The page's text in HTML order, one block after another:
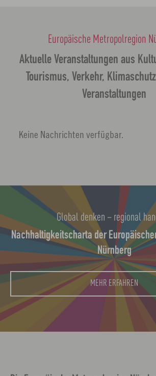
Aktuelle Veranstaltungen aus
Tourismus, Verkehr,
Veranstaltungen
Europäische Metropolregion
Keine Nachrichten verfügbar.
Nachhaltigkeitscharta der
Nürnberg
Global denken – regional
MEHR ERFAHREN